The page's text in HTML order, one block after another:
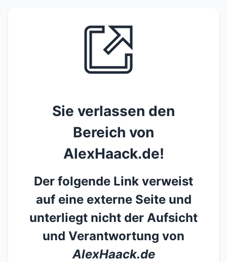
Sie verlassen den
Bereich von
AlexHaack.de!
Der folgende Link verweist
auf eine externe Seite und
unterliegt nicht der Aufsicht
und Verantwortung von
AlexHaack.de